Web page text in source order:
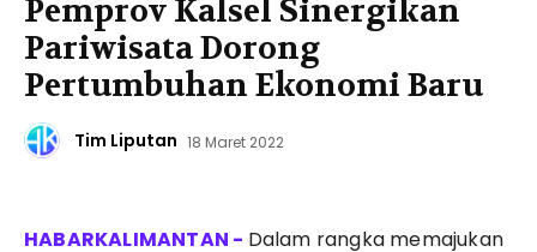
Pemprov Kalsel Sinergikan
Pariwisata Dorong
Pertumbuhan Ekonomi Baru
Tim Liputan 18 Maret 2022
Dalam rangka memajukan